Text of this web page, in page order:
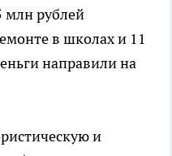
млн рублей
в школах и 11
направили на
и